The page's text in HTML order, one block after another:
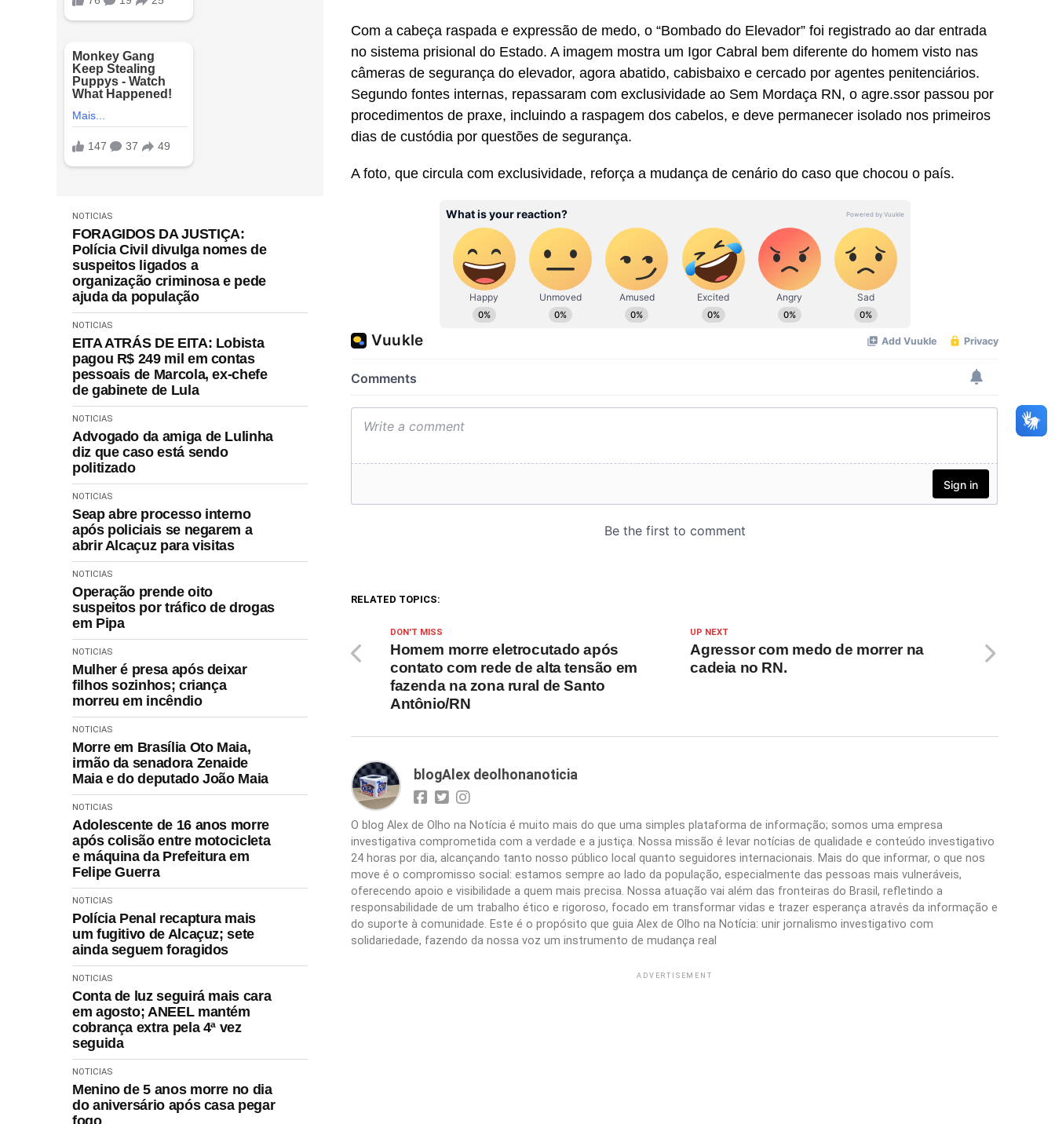
NOTICIAS
FORAGIDOS DA JUSTIÇA:
Polícia Civil divulga nomes de
suspeitos ligados a
organização criminosa e pede
ajuda da população
NOTICIAS
EITA ATRÁS DE EITA: Lobista
pagou R$ 249 mil em contas
pessoais de Marcola, ex-chefe
de gabinete de Lula
NOTICIAS
Advogado da amiga de Lulinha
diz que caso está sendo
politizado
NOTICIAS
Seap abre processo interno
após policiais se negarem a
abrir Alcaçuz para visitas
NOTICIAS
Operação prende oito
suspeitos por tráfico de drogas
em Pipa
NOTICIAS
Mulher é presa após deixar
filhos sozinhos; criança
morreu em incêndio
NOTICIAS
Morre em Brasília Oto Maia,
irmão da senadora Zenaide
Maia e do deputado João Maia
NOTICIAS
Adolescente de 16 anos morre
após colisão entre motocicleta
e máquina da Prefeitura em
Felipe Guerra
NOTICIAS
Polícia Penal recaptura mais
um fugitivo de Alcaçuz; sete
ainda seguem foragidos
NOTICIAS
Conta de luz seguirá mais cara
em agosto; ANEEL mantém
cobrança extra pela 4ª vez
seguida
NOTICIAS
Menino de 5 anos morre no dia
do aniversário após casa pegar
fogo
Com a cabeça raspada e expressão de medo, o “Bombado do Elevador” foi registrado ao dar entrada
no sistema prisional do Estado. A imagem mostra um Igor Cabral bem diferente do homem visto nas
câmeras de segurança do elevador, agora abatido, cabisbaixo e cercado por agentes penitenciários.
Segundo fontes internas, repassaram com exclusividade ao Sem Mordaça RN, o agre.ssor passou por
procedimentos de praxe, incluindo a raspagem dos cabelos, e deve permanecer isolado nos primeiros
dias de custódia por questões de segurança.
A foto, que circula com exclusividade, reforça a mudança de cenário do caso que chocou o país.
RELATED TOPICS:
UP NEXT
Agressor com medo de morrer na
cadeia no RN.
DON'T MISS
Homem morre eletrocutado após
contato com rede de alta tensão em
fazenda na zona rural de Santo
Antônio/RN
blogAlex deolhonanoticia
O blog Alex de Olho na Notícia é muito mais do que uma simples plataforma de informação; somos uma empresa
investigativa comprometida com a verdade e a justiça. Nossa missão é levar notícias de qualidade e conteúdo investigativo
24 horas por dia, alcançando tanto nosso público local quanto seguidores internacionais. Mais do que informar, o que nos
move é o compromisso social: estamos sempre ao lado da população, especialmente das pessoas mais vulneráveis,
oferecendo apoio e visibilidade a quem mais precisa. Nossa atuação vai além das fronteiras do Brasil, refletindo a
responsabilidade de um trabalho ético e rigoroso, focado em transformar vidas e trazer esperança através da informação e
do suporte à comunidade. Este é o propósito que guia Alex de Olho na Notícia: unir jornalismo investigativo com
solidariedade, fazendo da nossa voz um instrumento de mudança real
ADVERTISEMENT